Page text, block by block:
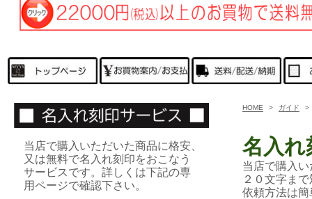
HOME > ガイド >
名入れ
当店で購入
２０文字ま
依頼方法は
当店で購入いただいた商品に格安、
又は無料で名入れ刻印をおこなう
サービスです。詳しくは下記の専
用ページで確認下さい。